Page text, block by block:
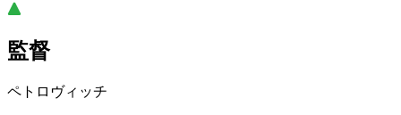
監督
ペトロヴィッチ